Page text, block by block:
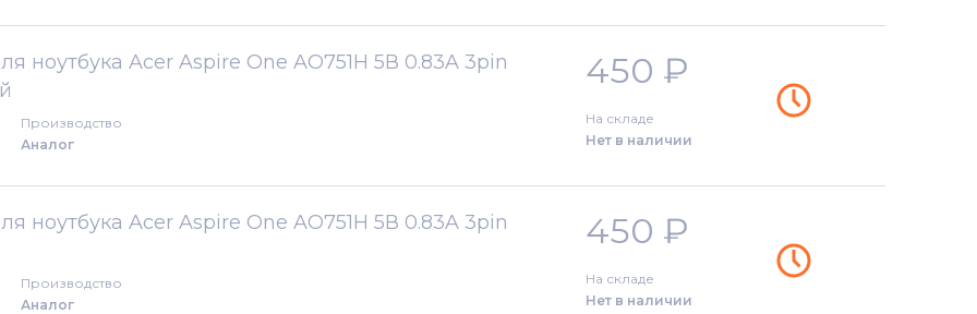
ноутбука Acer Aspire One AO751H 5В 0.83A 3pin
Производство
Аналог
450 ₽
На складе
Нет в наличии
ноутбука Acer Aspire One AO751H 5В 0.83A 3pin
Производство
Аналог
450 ₽
На складе
Нет в наличии